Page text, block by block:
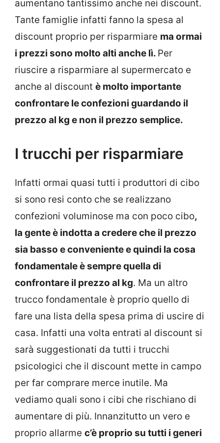
aumentano tantissimo anche nei discount.
Tante famiglie infatti fanno la spesa al
discount proprio per risparmiare ma ormai
i prezzi sono molto alti anche lì. Per
riuscire a risparmiare al supermercato e
anche al discount è molto importante
confrontare le confezioni guardando il
prezzo al kg e non il prezzo semplice.
I trucchi per risparmiare
Infatti ormai quasi tutti i produttori di cibo
si sono resi conto che se realizzano
confezioni voluminose ma con poco cibo,
la gente è indotta a credere che il prezzo
sia basso e conveniente e quindi la cosa
fondamentale è sempre quella di
confrontare il prezzo al kg. Ma un altro
trucco fondamentale è proprio quello di
fare una lista della spesa prima di uscire di
casa. Infatti una volta entrati al discount si
sarà suggestionati da tutti i trucchi
psicologici che il discount mette in campo
per far comprare merce inutile. Ma
vediamo quali sono i cibi che rischiano di
aumentare di più. Innanzitutto un vero e
proprio allarme c’è proprio su tutti i generi